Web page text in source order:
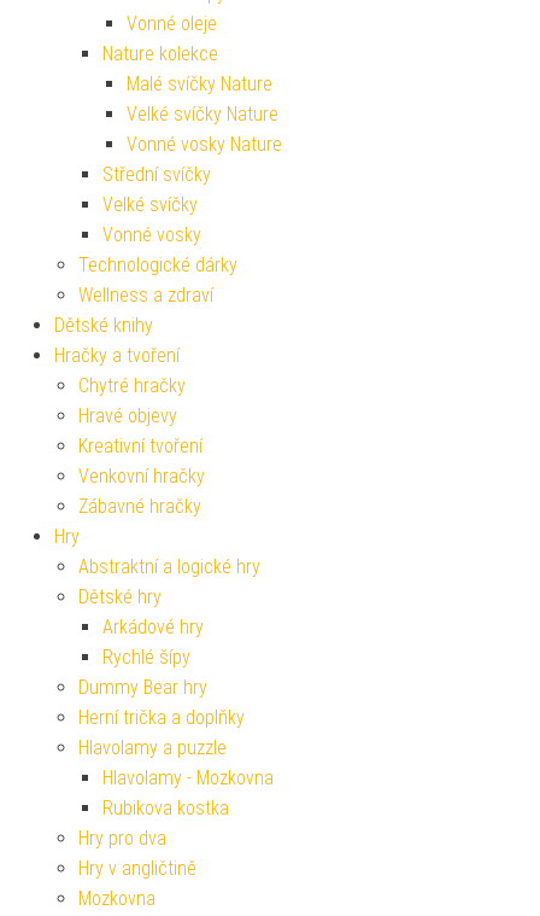
Vonné oleje
Nature kolekce
Malé svíčky Nature
Velké svíčky Nature
Vonné vosky Nature
Střední svíčky
Velké svíčky
Vonné vosky
Technologické dárky
Wellness a zdraví
Dětské knihy
Hračky a tvoření
Chytré hračky
Hravé objevy
Kreativní tvoření
Venkovní hračky
Zábavné hračky
Hry
Abstraktní a logické hry
Dětské hry
Arkádové hry
Rychlé šípy
Dummy Bear hry
Herní trička a doplňky
Hlavolamy a puzzle
Hlavolamy - Mozkovna
Rubikova kostka
Hry pro dva
Hry v angličtině
Mozkovna